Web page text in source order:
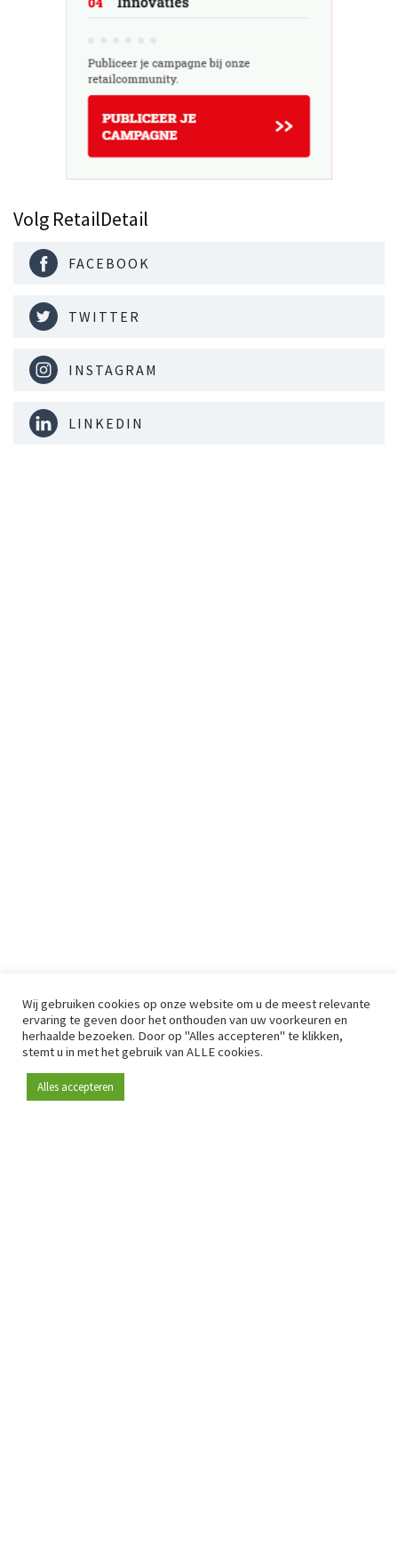
Volg RetailDetail
FACEBOOK
TWITTER
INSTAGRAM
LINKEDIN
Wij gebruiken cookies op onze website om u de meest relevante
ervaring te geven door het onthouden van uw voorkeuren en
herhaalde bezoeken. Door op "Alles accepteren" te klikken,
stemt u in met het gebruik van ALLE cookies.
Alles accepteren